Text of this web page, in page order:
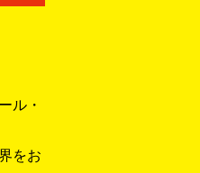
ル・
をお